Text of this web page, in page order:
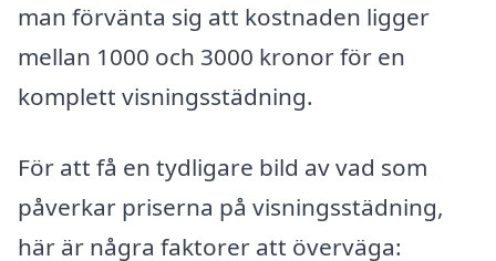
man förvänta sig att kostnaden ligger
mellan 1000 och 3000 kronor för en
komplett visningsstädning.
För att få en tydligare bild av vad som
påverkar priserna på visningsstädning,
här är några faktorer att överväga: